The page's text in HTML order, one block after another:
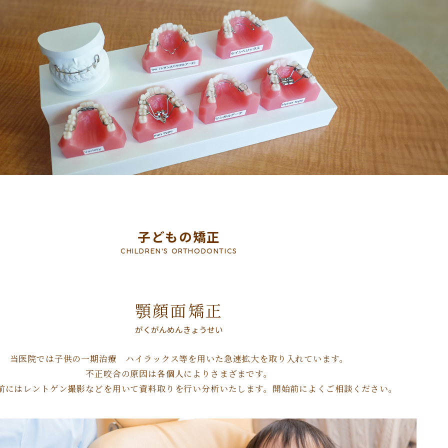
子どもの矯正
CHILDREN'S ORTHODONTICS
顎顔面矯正
がくがんめんきょうせい
当医院では子供の一期治療 ハイラックス等を用いた急速拡大を取り入れています。
不正咬合の原因は各個人によりさまざまです。
にはレントゲン撮影などを用いて資料取りを行い分析いたします。開始前によくご相談ください。